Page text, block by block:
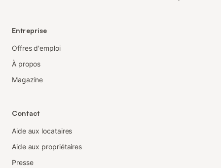
Entreprise
Offres d'emploi
À propos
Magazine
Contact
Aide aux locataires
Aide aux propriétaires
Presse